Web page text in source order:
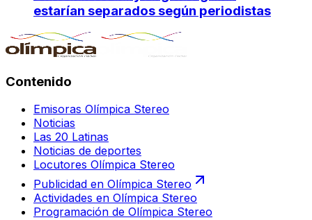
estarían separados según periodistas
Contenido
Emisoras Olímpica Stereo
Noticias
Las 20 Latinas
Noticias de deportes
Locutores Olímpica Stereo
Publicidad en Olímpica Stereo
Actividades en Olímpica Stereo
Programación de Olímpica Stereo